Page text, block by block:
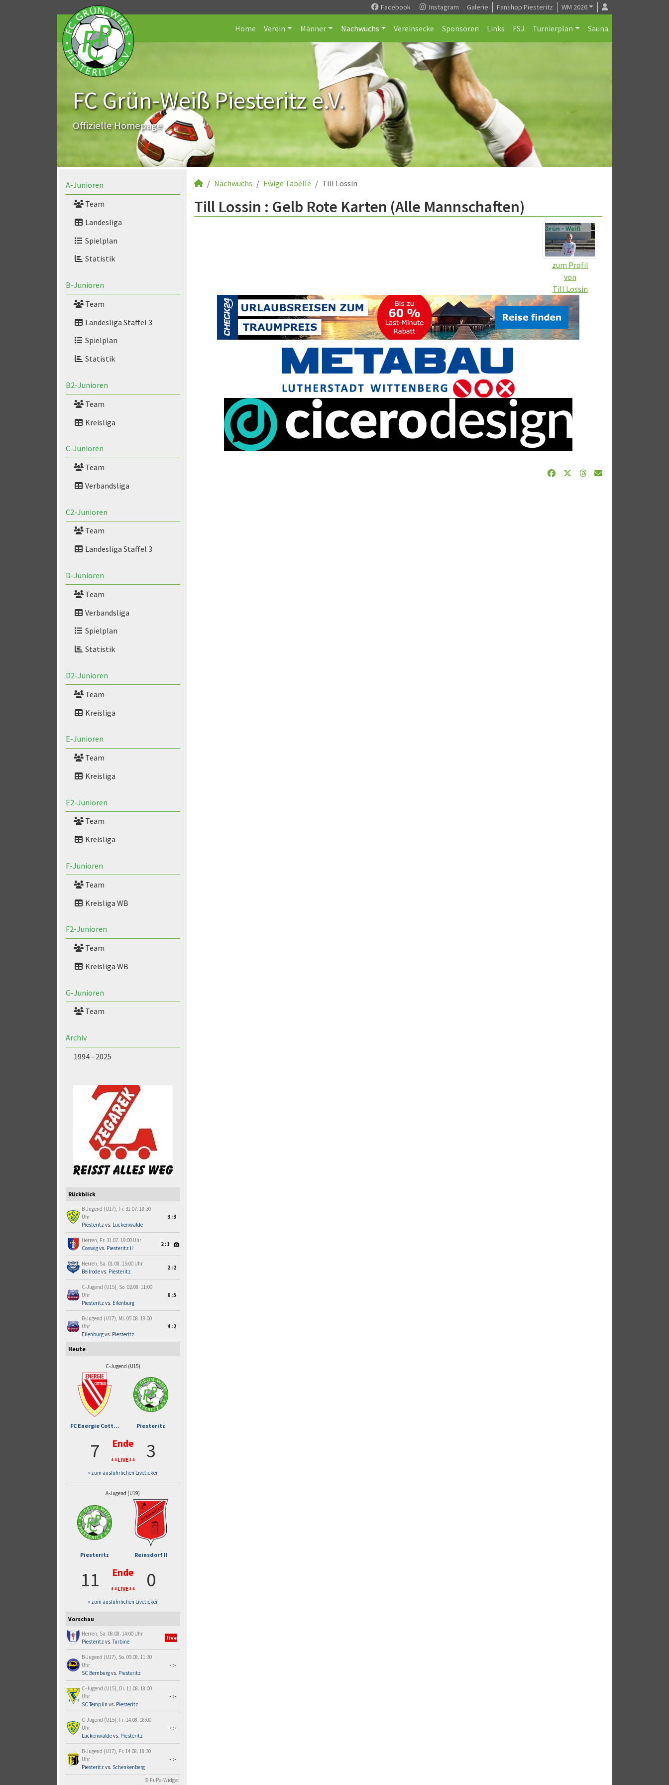
Facebook Instagram Galerie Fanshop Piesteritz WM 2026
Home Verein Männer Nachwuchs Vereinsecke Sponsoren Links FSJ Turnierplan Sauna
FC Grün-Weiß Piesteritz e.V.
Offizielle Homepage
A-Junioren
Team
Landesliga
Spielplan
Statistik
B-Junioren
Team
Landesliga Staffel 3
Spielplan
Statistik
B2-Junioren
Team
Kreisliga
C-Junioren
Team
Verbandsliga
C2-Junioren
Team
Landesliga Staffel 3
D-Junioren
Team
Verbandsliga
Spielplan
Statistik
D2-Junioren
Team
Kreisliga
E-Junioren
Team
Kreisliga
E2-Junioren
Team
Kreisliga
F-Junioren
Team
Kreisliga WB
F2-Junioren
Team
Kreisliga WB
G-Junioren
Team
Archiv
1994 - 2025
Rückblick
B-Jugend (U17), Fr. 31.07. 18:30
Uhr
Piesteritz vs. Luckenwalde
3:3
Herren, Fr. 31.07. 19:00 Uhr
Coswigvs. Piesteritz II
2:1
Herren, Sa. 01.08. 15:00 Uhr
Beilrodevs. Piesteritz
2:2
C-Jugend (U15), So. 02.08. 11:00
Uhr
Piesteritz vs. Eilenburg
6:5
B-Jugend (U17), Mi. 05.08. 18:00
Uhr
Eilenburgvs. Piesteritz
4:2
Heute
C-Jugend (U15)
FC Energie Cott... Piesteritz
7 Ende
++LIVE++ 3
» zum ausführlichen Liveticker
A-Jugend (U19)
Piesteritz Reinsdorf II
11 Ende
++LIVE++ 0
» zum ausführlichen Liveticker
Vorschau
Herren, Sa. 08.08. 14:00 Uhr
Piesteritz vs.Turbine
live
B-Jugend (U17), So. 09.08. 11:30
Uhr
SC Bernburgvs. Piesteritz
-:-
C-Jugend (U15), Di. 11.08. 18:00
Uhr
SC Templin vs. Piesteritz
-:-
C-Jugend (U15), Fr. 14.08. 18:00
Uhr
Luckenwaldevs. Piesteritz
-:-
B-Jugend (U17), Fr. 14.08. 18:30
Uhr
Piesteritz vs. Schenkenberg
-:-
© FuPa-Widget
Nachwuchs Ewige Tabelle Till Lossin
Till Lossin : Gelb Rote Karten (Alle Mannschaften)
zum Profil
von
Till Lossin